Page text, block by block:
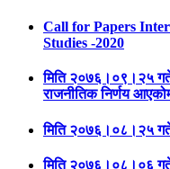
Call for Papers
Studies -2020
मिति २०७६।०९।२५ गते
राजनीतिक निर्णय
मिति २०७६।०८।२५ गते
मिति २०७६।०८।०६ गते